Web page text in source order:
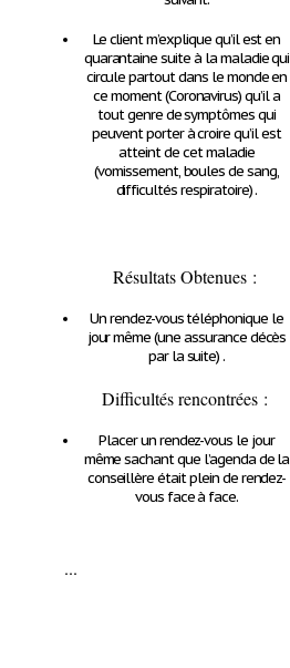
Le client m’explique qu’il est en
quarantaine suite à la maladie qui
circule partout dans le monde en
ce moment (Coronavirus) qu’il a
tout genre de symptômes qui
peuvent porter à croire qu’il est
atteint de cet maladie
(vomissement, boules de sang,
difficultés respiratoire) .
Résultats Obtenues:
Un rendez-vous téléphonique le
jour même (une assurance décès
par la suite) .
Difficultés rencontrées:
Placer un rendez-vous le jour
même sachant que l’agenda de la
conseillère était plein de rendez-
vous face à face.
...